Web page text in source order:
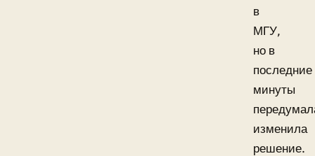
в
МГУ,
но в
последние
минуты
изменила
решение.